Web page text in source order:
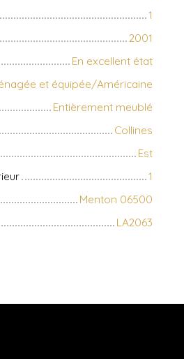
1
2001
En excellent état
et équipée/Américaine
Entièrement meublé
Collines
Est
1
Menton 06500
LA2063